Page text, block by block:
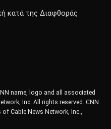
κατά της Διαφθοράς
name, logo and all associated
Inc. All rights reserved. CNN
Cable News Network, Inc.,